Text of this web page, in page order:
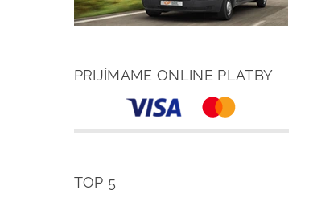
PRIJÍMAME ONLINE PLATBY
TOP 5